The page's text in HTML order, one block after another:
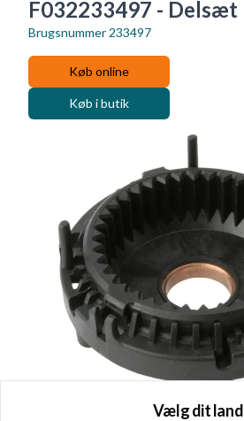
F032233497 - Delsæt
Brugsnummer 233497
Køb online
Køb i butik
Vælg dit land